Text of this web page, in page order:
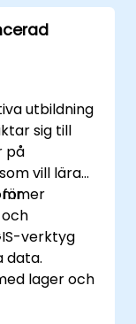
utbildning
sig till
på
vill lära
för
verktyg
data.
lager och